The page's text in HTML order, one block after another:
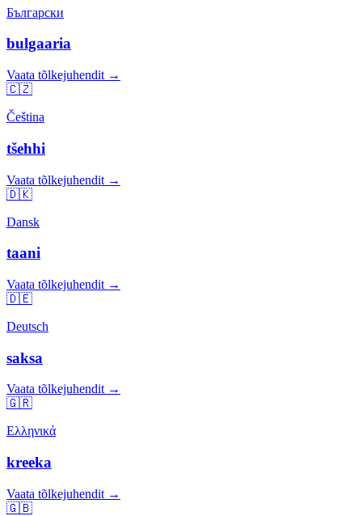
Български
bulgaaria
Vaata tõlkejuhendit →
🇨🇿
Čeština
tšehhi
Vaata tõlkejuhendit →
🇩🇰
Dansk
taani
Vaata tõlkejuhendit →
🇩🇪
Deutsch
saksa
Vaata tõlkejuhendit →
🇬🇷
Ελληνικά
kreeka
Vaata tõlkejuhendit →
🇬🇧